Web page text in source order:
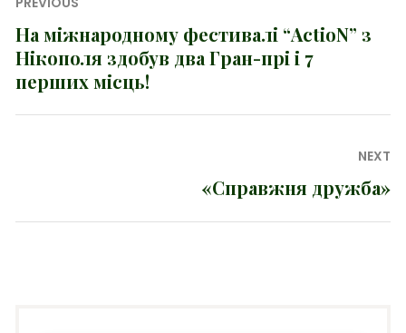
записів
Previous
post:
На міжнародному фестивалі “ActioN” з
Нікополя здобув два Гран-прі і 7
перших місць!
NEXT
«Справжня дружба»